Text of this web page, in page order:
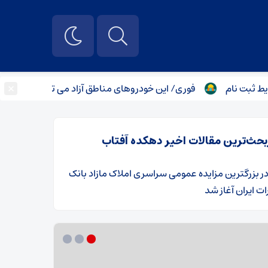
فوری/ این خودروهای مناطق آزاد می توانند در کشور تردد
مقالات اخیر دهکده آفتاب
​بزرگترین مزایده عمومی سراسری املاک مازاد بانک
ایران آغاز شد